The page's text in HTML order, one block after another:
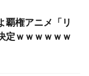
覇権アニメ「リ
定ｗｗｗｗｗｗ